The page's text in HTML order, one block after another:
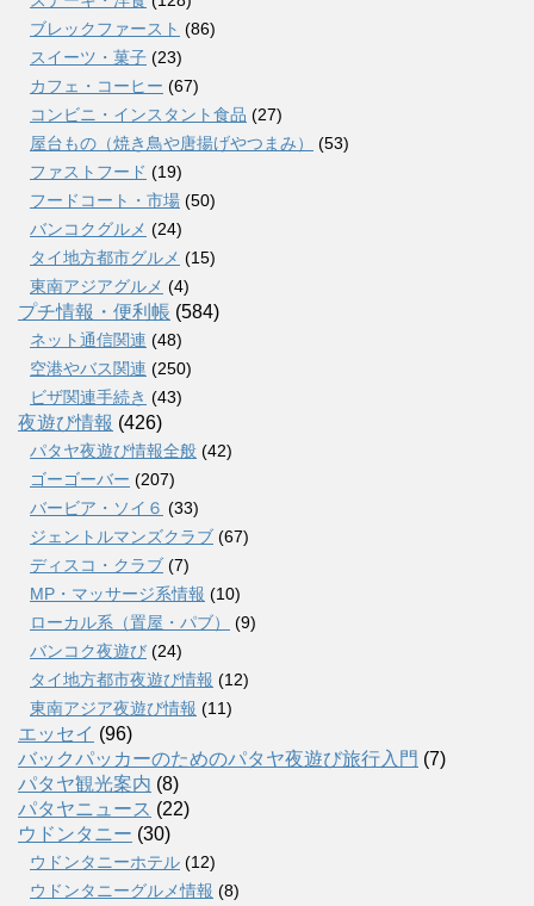
ブレックファースト (86)
スイーツ・菓子 (23)
カフェ・コーヒー (67)
コンビニ・インスタント食品 (27)
屋台もの（焼き鳥や唐揚げやつまみ）
(53)
ファストフード (19)
フードコート・市場 (50)
バンコクグルメ (24)
タイ地方都市グルメ (15)
東南アジアグルメ (4)
プチ情報・便利帳 (584)
ネット通信関連 (48)
空港やバス関連 (250)
ビザ関連手続き (43)
夜遊び情報 (426)
パタヤ夜遊び情報全般 (42)
ゴーゴーバー (207)
バービア・ソイ６ (33)
ジェントルマンズクラブ (67)
ディスコ・クラブ (7)
MP・マッサージ系情報 (10)
ローカル系（置屋・パブ）
(9)
バンコク夜遊び (24)
タイ地方都市夜遊び情報 (12)
東南アジア夜遊び情報 (11)
エッセイ (96)
バックパッカーのためのパタヤ夜遊び旅行入門 (7)
パタヤ観光案内 (8)
パタヤニュース (22)
ウドンタニー (30)
ウドンタニーホテル (12)
ウドンタニーグルメ情報 (8)